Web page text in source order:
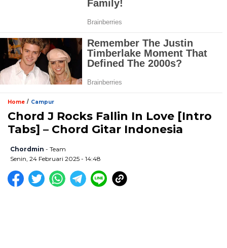
Home / Campur
Chord J Rocks Fallin In Love [Intro
Tabs] – Chord Gitar Indonesia
Chordmin - Team
Senin, 24 Februari 2025 - 14:48